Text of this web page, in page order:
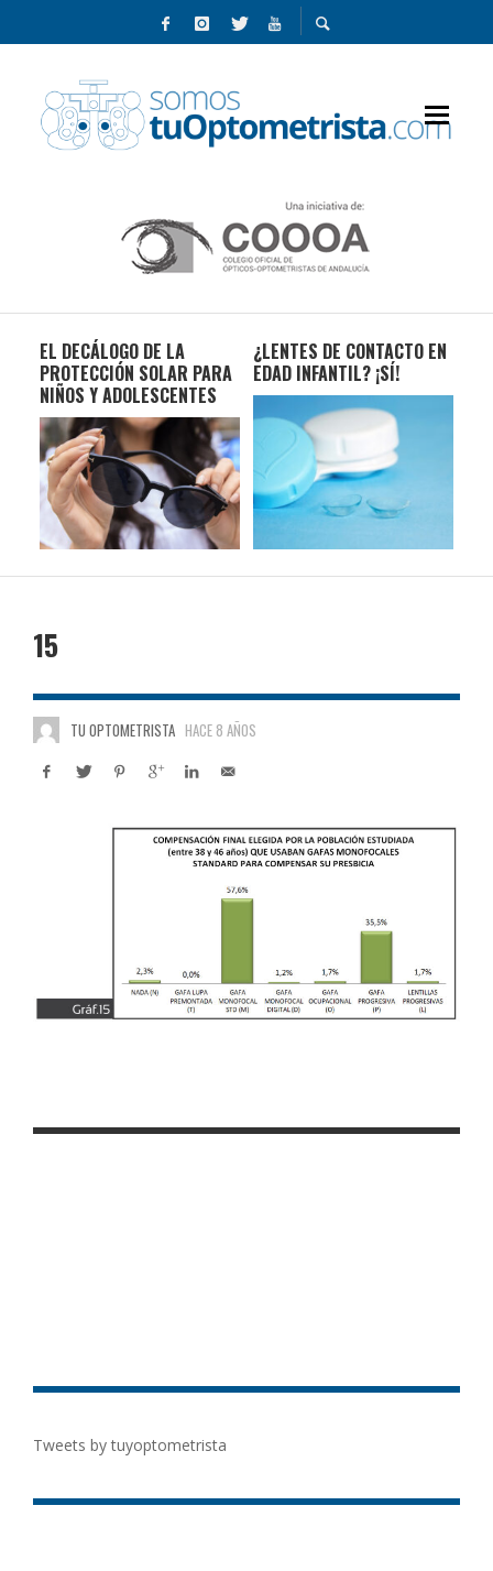
EL DECÁLOGO DE LA
PROTECCIÓN SOLAR PARA
NIÑOS Y ADOLESCENTES
¿LENTES DE CONTACTO EN
EDAD INFANTIL? ¡SÍ!
15
TU OPTOMETRISTA HACE 8 AÑOS
Tweets by tuyoptometrista